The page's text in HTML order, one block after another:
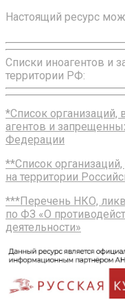
Настоящий ресурс
Списки иноагентов и
территории РФ:
*Список организаций,
агентов и
Федерации
**Список
на территории
***Перечень НКО,
по ФЗ «О
деятельности»